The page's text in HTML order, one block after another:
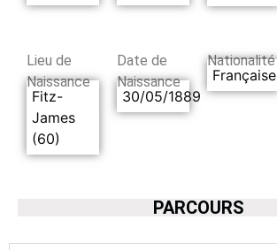
Lieu de
Naissance
Fitz-
James
(60)
Date de
Naissance
30/05/1889
Nationalité
Française
PARCOURS